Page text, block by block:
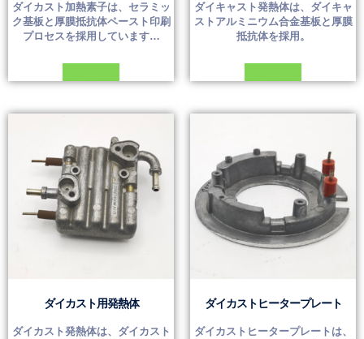
ダイカスト加熱素子は、セラミッ
ク基板と厚膜抵抗体ペースト印刷
プロセスを採用しています…
ダイキャスト発熱体は、ダイキャ
ストアルミニウム合金基板と厚膜
抵抗体を採用。
ダイカスト用発熱体
ダイカスト発熱体は、ダイカスト
ダイカストヒータープレート
ダイカストヒータープレートは、